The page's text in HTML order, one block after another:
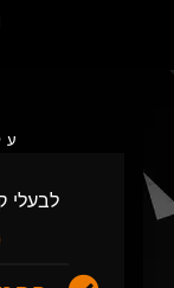
לבעלי